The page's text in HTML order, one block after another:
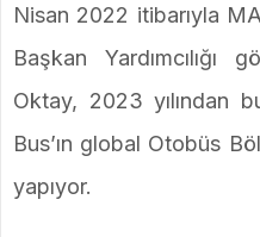
Nisan 2022 itibarıyla
Başkan Yardımcılığı
Oktay, 2023 yılından
Bus’ın global Otobüs
yapıyor.